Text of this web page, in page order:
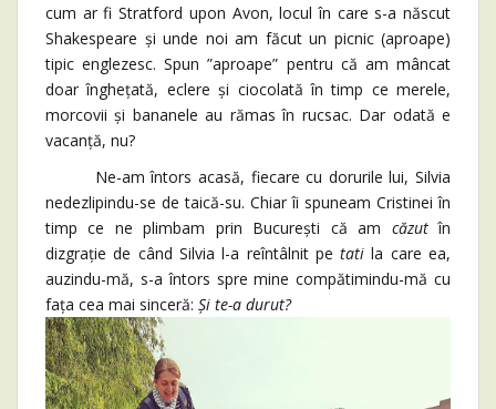
cum ar fi Stratford upon Avon, locul în care s-a născut
Shakespeare și unde noi am făcut un picnic (aproape)
tipic englezesc. Spun ”aproape” pentru că am mâncat
doar înghețată, eclere și ciocolată în timp ce merele,
morcovii și bananele au rămas în rucsac. Dar odată e
vacanță, nu?
Ne-am întors acasă, fiecare cu dorurile lui, Silvia
nedezlipindu-se de taică-su. Chiar îi spuneam Cristinei în
timp ce ne plimbam prin București că am căzutîn
dizgrație de când Silvia l-a reîntâlnit petati la care ea,
auzindu-mă, s-a întors spre mine compătimindu-mă cu
fața cea mai sinceră: Și te-a durut?